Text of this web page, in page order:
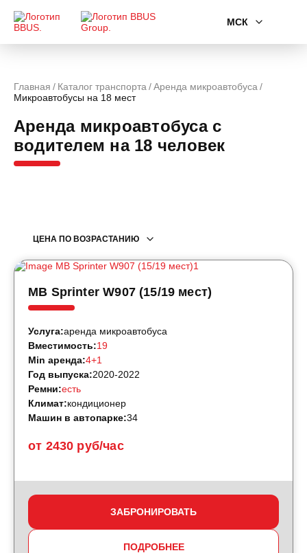
МСК
Главная Каталог транспорта
Аренда микроавтобуса
Микроавтобусы на 18 мест
Аренда микроавтобуса с
водителем на 18 человек
ЦЕНА ПО ВОЗРАСТАНИЮ
MB Sprinter W907 (15/19 мест)
от 2430 руб/час
Услуга:аренда микроавтобуса
Вместимость:19
Min аренда:4+1
Год выпуска:2020-2022
Ремни:есть
Климат:кондиционер
Машин в автопарке:34
ЗАБРОНИРОВАТЬ
ПОДРОБНЕЕ